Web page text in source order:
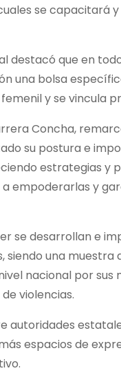
se capacitará
destacó que en
una bolsa
y se vincula
Concha,
su postura e
estrategias y
empoderarlas y
se desarrollan e
una muestra
nacional por
violencias.
autoridades
espacios de